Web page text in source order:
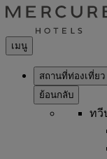
เมนู
สถานที่ท่องเที่ยว
ย้อนกลับ
ทวีป